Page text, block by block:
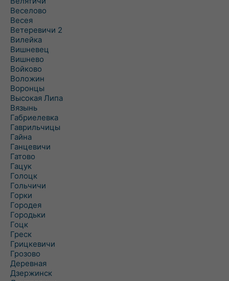
Веселово
Весея
Ветеревичи 2
Вилейка
Вишневец
Вишнево
Войково
Воложин
Воронцы
Высокая Липа
Вязынь
Габриелевка
Гаврильчицы
Гайна
Ганцевичи
Гатово
Гацук
Голоцк
Гольчичи
Горки
Городея
Городьки
Гоцк
Греск
Грицкевичи
Грозово
Деревная
Дзержинск